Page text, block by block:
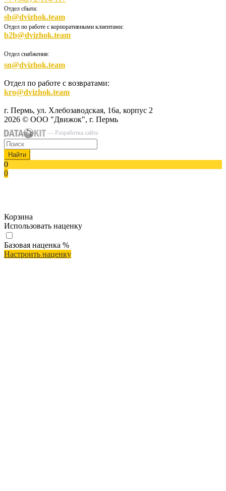
Отдел сбыта:
sb@dvizhok.team
Отдел по работе с корпоративными клиентами:
b2b@dvizhok.team
Отдел снабжения:
sn@dvizhok.team
Отдел по работе с возвратами:
kro@dvizhok.team
г. Пермь, ул. Хлебозаводская, 16а, корпус 2
2026 © ООО "Движок", г. Пермь
— Разработка сайта
Найти
0
0
Корзина
Использовать наценку
Базовая наценка %
Настроить наценку